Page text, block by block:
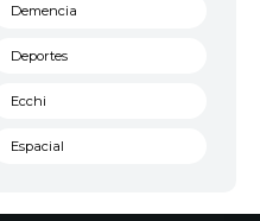
Demencia
Deportes
Ecchi
Espacial